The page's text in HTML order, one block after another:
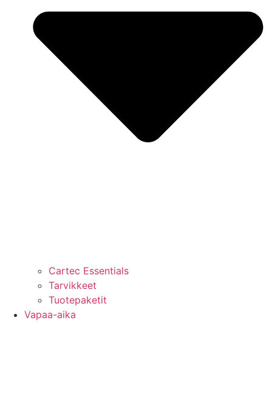
Cartec Essentials
Tarvikkeet
Tuotepaketit
Vapaa-aika